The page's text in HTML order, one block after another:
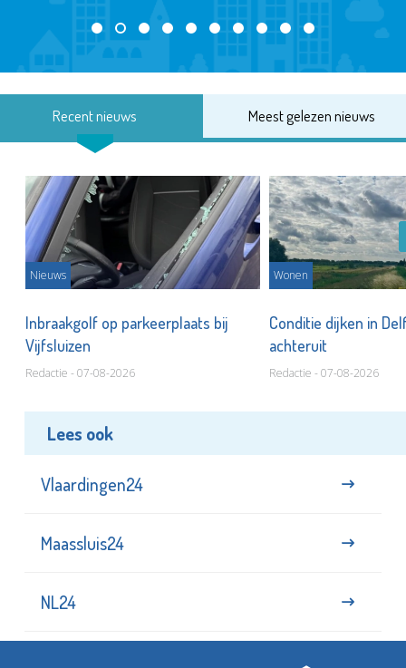
Recent nieuws Meest gelezen nieuws
Nieuws
Inbraakgolf op parkeerplaats bij
Vijfsluizen
Redactie - 07-08-2026
Wonen
Conditie dijken in
achteruit
Redactie - 07-08-2026
Lees ook
Vlaardingen24
Maassluis24
NL24